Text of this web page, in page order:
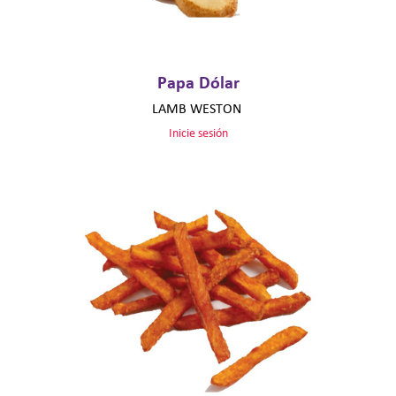
Papa Dólar
LAMB WESTON
Inicie sesión